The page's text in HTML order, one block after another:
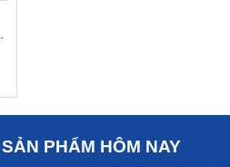
PHẨM HÔM NAY